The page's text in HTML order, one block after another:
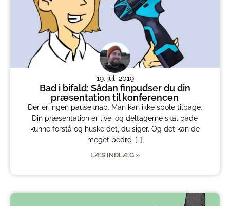
19. juli 2019
Bad i bifald: Sådan finpudser du din
præsentation til konferencen
Der er ingen pauseknap. Man kan ikke spole tilbage.
Din præsentation er live, og deltagerne skal både
kunne forstå og huske det, du siger. Og det kan de
meget bedre, […]
LÆS INDLÆG »